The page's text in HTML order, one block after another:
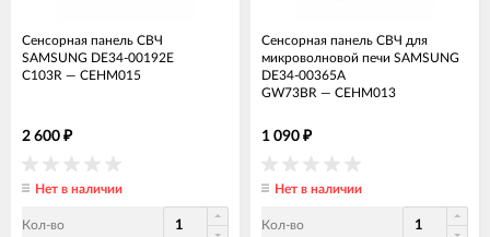
Сенсорная панель СВЧ
SAMSUNG DE34-00192E
C103R — СЕНМ015
2 600 ₽
Нет в наличии
Кол-во
Сенсорная панель СВЧ для
микроволновой печи SAMSUNG
DE34-00365A
GW73BR — СЕНМ013
1 090 ₽
Нет в наличии
Кол-во